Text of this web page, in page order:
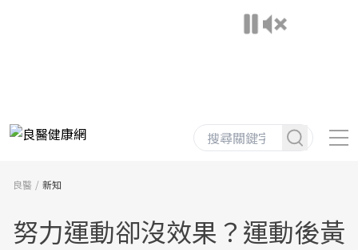
良醫 新知
努力運動卻沒效果？運動後黃